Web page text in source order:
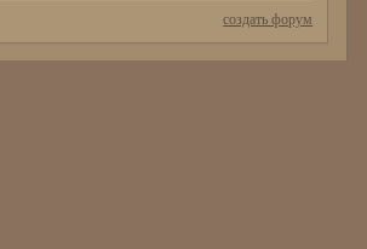
создать форум